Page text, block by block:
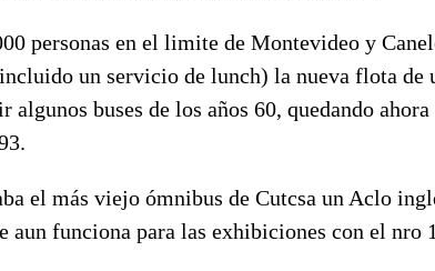
personas en el limite de Montevideo y
un servicio de lunch) la nueva flota de
buses de los años 60, quedando ahora
el más viejo ómnibus de Cutcsa un Aclo
funciona para las exhibiciones con el nro